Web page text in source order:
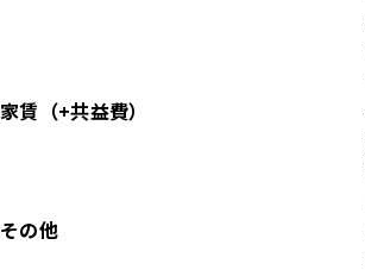
家賃（+共益費）
その他